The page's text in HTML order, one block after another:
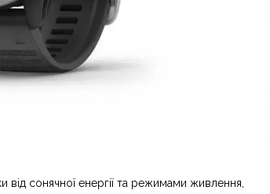
від сонячної енергії та режимами живлення,